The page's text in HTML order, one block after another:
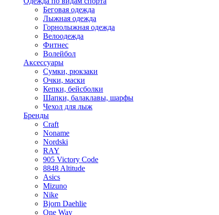
Беговая одежда
Лыжная одежда
Горнолыжная одежда
Велоодежда
Фитнес
Волейбол
Аксессуары
Сумки, рюкзаки
Очки, маски
Кепки, бейсболки
Шапки, балаклавы, шарфы
Чехол для лыж
Бренды
Craft
Noname
Nordski
RAY
905 Victory Code
8848 Altitude
Asics
Mizuno
Nike
Bjorn Daehlie
One Way